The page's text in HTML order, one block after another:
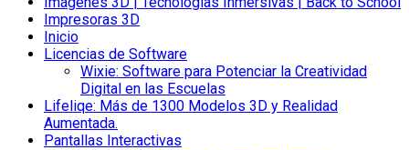
Impresoras 3D
Inicio
Licencias de Software
Wixie: Software para Potenciar la Creatividad
Digital en las Escuelas
Lifeliqe: Más de 1300 Modelos 3D y Realidad
Aumentada.
Pantallas Interactivas